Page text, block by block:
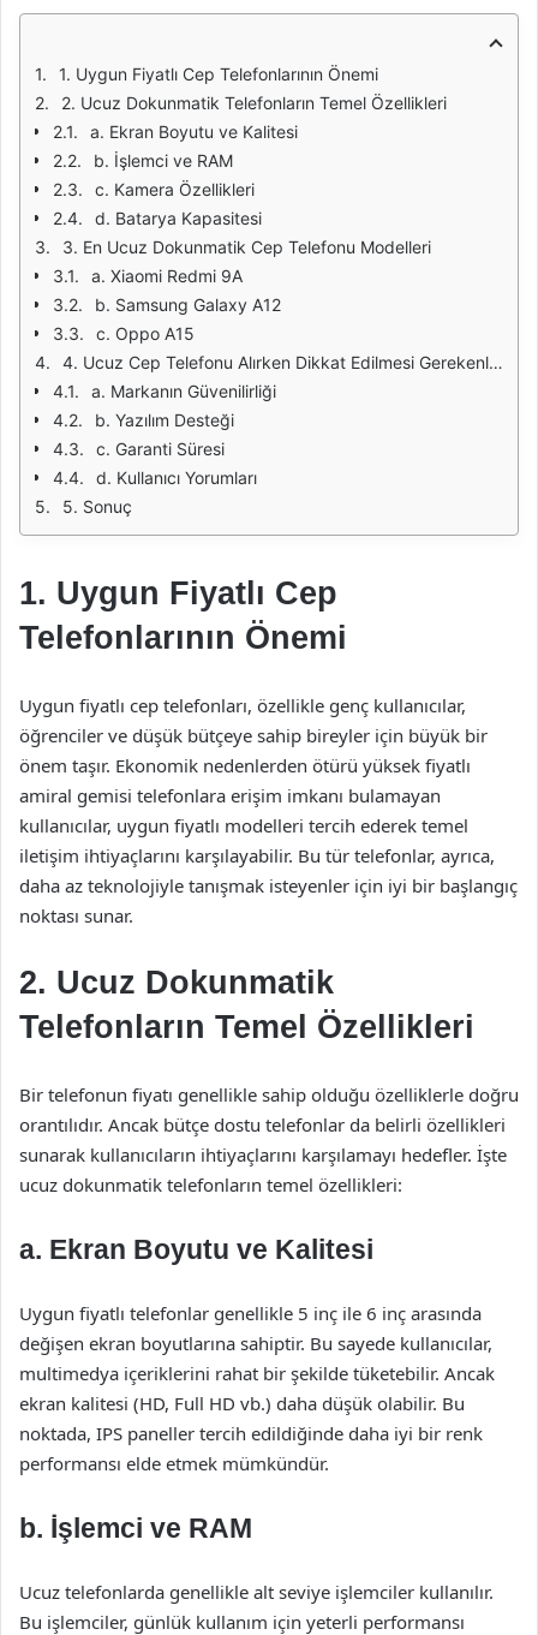
1. Uygun Fiyatlı Cep Telefonlarının Önemi
2. Ucuz Dokunmatik Telefonların Temel Özellikleri
a. Ekran Boyutu ve Kalitesi
b. İşlemci ve RAM
c. Kamera Özellikleri
d. Batarya Kapasitesi
3. En Ucuz Dokunmatik Cep Telefonu Modelleri
a. Xiaomi Redmi 9A
b. Samsung Galaxy A12
c. Oppo A15
4. Ucuz Cep Telefonu Alırken Dikkat Edilmesi Gerekenler
a. Markanın Güvenilirliği
b. Yazılım Desteği
c. Garanti Süresi
d. Kullanıcı Yorumları
5. Sonuç
1. Uygun Fiyatlı Cep
Telefonlarının Önemi
Uygun fiyatlı cep telefonları, özellikle genç kullanıcılar,
öğrenciler ve düşük bütçeye sahip bireyler için büyük bir
önem taşır. Ekonomik nedenlerden ötürü yüksek fiyatlı
amiral gemisi telefonlara erişim imkanı bulamayan
kullanıcılar, uygun fiyatlı modelleri tercih ederek temel
iletişim ihtiyaçlarını karşılayabilir. Bu tür telefonlar, ayrıca,
daha az teknolojiyle tanışmak isteyenler için iyi bir başlangıç
noktası sunar.
2. Ucuz Dokunmatik
Telefonların Temel Özellikleri
Bir telefonun fiyatı genellikle sahip olduğu özelliklerle doğru
orantılıdır. Ancak bütçe dostu telefonlar da belirli özellikleri
sunarak kullanıcıların ihtiyaçlarını karşılamayı hedefler. İşte
ucuz dokunmatik telefonların temel özellikleri:
a. Ekran Boyutu ve Kalitesi
Uygun fiyatlı telefonlar genellikle 5 inç ile 6 inç arasında
değişen ekran boyutlarına sahiptir. Bu sayede kullanıcılar,
multimedya içeriklerini rahat bir şekilde tüketebilir. Ancak
ekran kalitesi (HD, Full HD vb.) daha düşük olabilir. Bu
noktada, IPS paneller tercih edildiğinde daha iyi bir renk
performansı elde etmek mümkündür.
b. İşlemci ve RAM
Ucuz telefonlarda genellikle alt seviye işlemciler kullanılır.
Bu işlemciler, günlük kullanım için yeterli performansı